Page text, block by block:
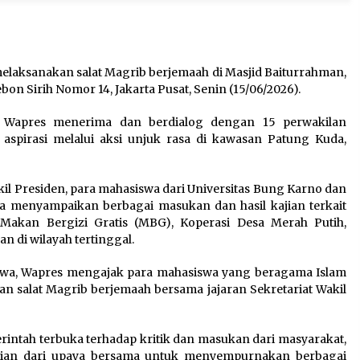
salat Magrib berjemaah di Masjid Baiturrahman,
Sirih Nomor 14, Jakarta Pusat, Senin (15/06/2026).
menerima dan berdialog dengan 15 perwakilan
melalui aksi unjuk rasa di kawasan Patung Kuda,
Presiden, para mahasiswa dari Universitas Bung Karno dan
menyampaikan berbagai masukan dan hasil kajian terkait
Bergizi Gratis (MBG), Koperasi Desa Merah Putih,
di wilayah tertinggal.
Wapres mengajak para mahasiswa yang beragama Islam
salat Magrib berjemaah bersama jajaran Sekretariat Wakil
terbuka terhadap kritik dan masukan dari masyarakat,
dari upaya bersama untuk menyempurnakan berbagai